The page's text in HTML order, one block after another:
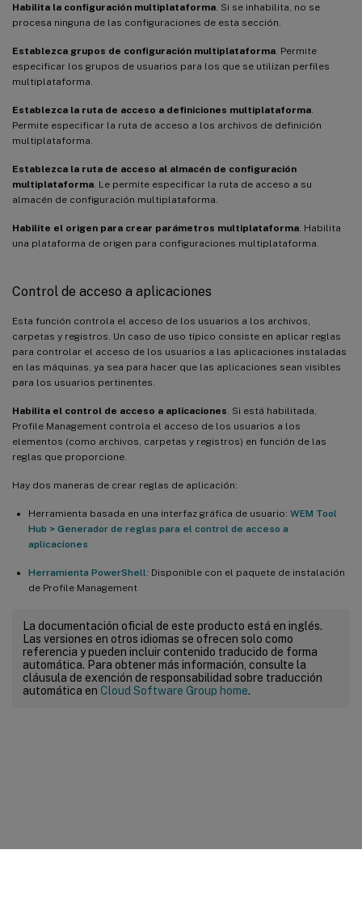
Habilita la configuración multiplataforma . Si se inhabilita, no se
procesa ninguna de las configuraciones de esta sección.
Establezca grupos de configuración multiplataforma . Permite
especificar los grupos de usuarios para los que se utilizan perfiles
multiplataforma.
Establezca la ruta de acceso a definiciones multiplataforma
Permite especificar la ruta de acceso a los archivos de definición
multiplataforma.
Establezca la ruta de acceso al almacén de configuración
multiplataforma . Le permite especificar la ruta de acceso a su
almacén de configuración multiplataforma.
Habilite el origen para crear parámetros multiplataforma . Habilita
una plataforma de origen para configuraciones multiplataforma.
Control de acceso a aplicaciones
Esta función controla el acceso de los usuarios a los archivos,
carpetas y registros. Un caso de uso típico consiste en aplicar reglas
para controlar el acceso de los usuarios a las aplicaciones instaladas
en las máquinas, ya sea para hacer que las aplicaciones sean visibles
para los usuarios pertinentes.
Habilita el control de acceso a aplicaciones . Si está habilitada,
Profile Management controla el acceso de los usuarios a los
elementos (como archivos, carpetas y registros) en función de las
reglas que proporcione.
Hay dos maneras de crear reglas de aplicación:
Herramienta basada en una interfaz gráfica de usuario: WEM Tool
Hub > Generador de reglas para el control de acceso a
aplicaciones
Herramienta PowerShell: Disponible con el paquete de instalación
de Profile Management
La documentación oficial de este producto está en inglés.
Las versiones en otros idiomas se ofrecen solo como
referencia y pueden incluir contenido traducido de forma
automática. Para obtener más información, consulte la
cláusula de exención de responsabilidad sobre traducción
automática en Cloud Software Group home.